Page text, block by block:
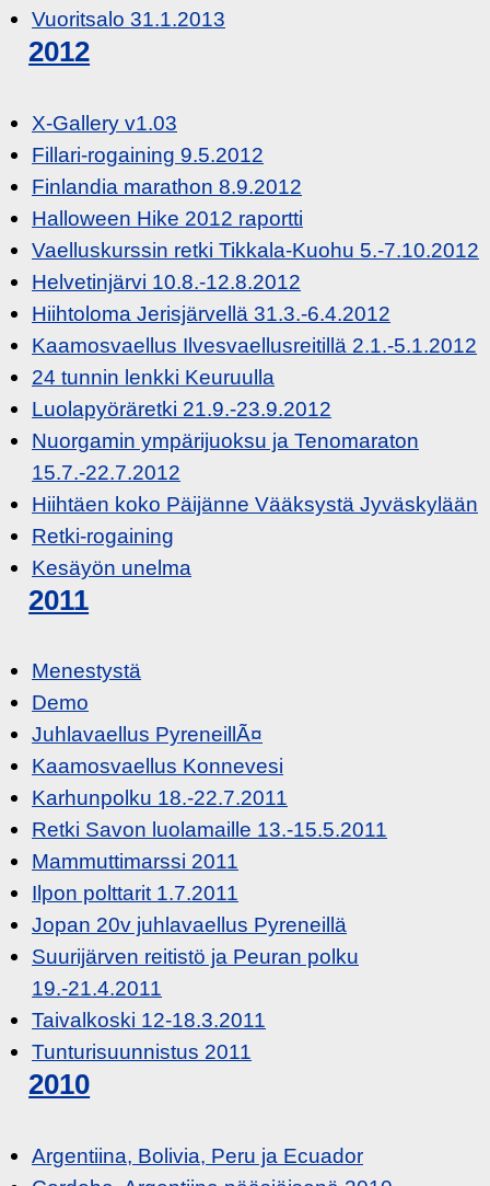
Vuoritsalo 31.1.2013
2012
X-Gallery v1.03
Fillari-rogaining 9.5.2012
Finlandia marathon 8.9.2012
Halloween Hike 2012 raportti
Vaelluskurssin retki Tikkala-Kuohu 5.-7.10.2012
Helvetinjärvi 10.8.-12.8.2012
Hiihtoloma Jerisjärvellä 31.3.-6.4.2012
Kaamosvaellus Ilvesvaellusreitillä 2.1.-5.1.2012
24 tunnin lenkki Keuruulla
Luolapyöräretki 21.9.-23.9.2012
Nuorgamin ympärijuoksu ja Tenomaraton
15.7.-22.7.2012
Hiihtäen koko Päijänne Vääksystä Jyväskylään
Retki-rogaining
Kesäyön unelma
2011
Menestystä
Demo
Juhlavaellus PyreneillÃ¤
Kaamosvaellus Konnevesi
Karhunpolku 18.-22.7.2011
Retki Savon luolamaille 13.-15.5.2011
Mammuttimarssi 2011
Ilpon polttarit 1.7.2011
Jopan 20v juhlavaellus Pyreneillä
Suurijärven reitistö ja Peuran polku
19.-21.4.2011
Taivalkoski 12-18.3.2011
Tunturisuunnistus 2011
2010
Argentiina, Bolivia, Peru ja Ecuador